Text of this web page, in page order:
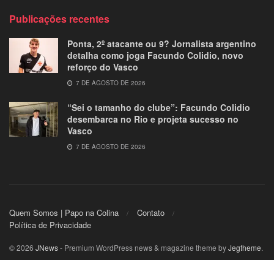
Publicações recentes
Ponta, 2º atacante ou 9? Jornalista argentino
detalha como joga Facundo Colidio, novo
reforço do Vasco
7 DE AGOSTO DE 2026
“Sei o tamanho do clube”: Facundo Colidio
desembarca no Rio e projeta sucesso no
Vasco
7 DE AGOSTO DE 2026
Quem Somos | Papo na Colina
Contato
Política de Privacidade
© 2026 JNews- Premium WordPress news & magazine theme byJegtheme.